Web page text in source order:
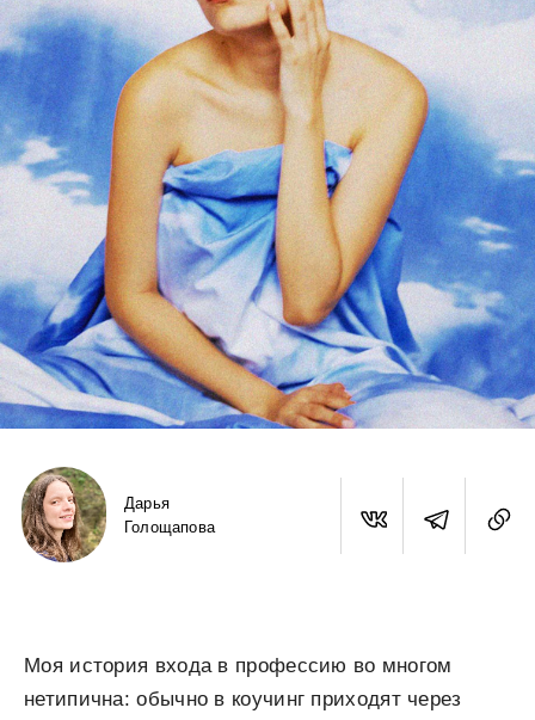
Дарья
Голощапова
Моя история входа в профессию во многом
нетипична: обычно в коучинг приходят через